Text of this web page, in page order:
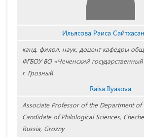
Ильясова Раиса
канд. филол. наук, доцент кафедры
ФГБОУ ВО «Чеченский государственный
г. Грозный
Raisa Ilyasova
Associate Professor of the Department of
Candidate of Philological Sciences,
Russia, Grozny